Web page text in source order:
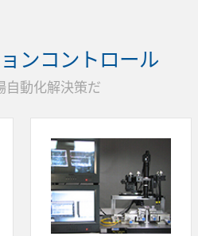
泡、裂纹、脏污、气线；灯
头上的顶锡缺失、顶丝外
外露、脏污、灯头角度；剔
ンコントロール
自動化解決策だ